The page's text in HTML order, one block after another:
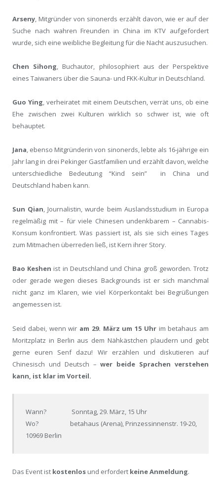
Arseny, Mitgründer von sinonerds erzählt davon, wie er auf der
Suche nach wahren Freunden in China im KTV aufgefordert
wurde, sich eine weibliche Begleitung für die Nacht auszusuchen.
Chen Sihong, Buchautor, philosophiert aus der Perspektive
eines Taiwaners über die Sauna- und FKK-Kultur in Deutschland.
Guo Ying, verheiratet mit einem Deutschen, verrät uns, ob eine
Ehe zwischen zwei Kulturen wirklich so schwer ist, wie oft
behauptet.
Jana, ebenso Mitgründerin von sinonerds, lebte als 16-jährige ein
Jahr lang in drei Pekinger Gastfamilien und erzählt davon, welche
unterschiedliche Bedeutung “Kind sein” in China und
Deutschland haben kann.
Sun Qian, Journalistin, wurde beim Auslandsstudium in Europa
regelmäßig mit – für viele Chinesen undenkbarem – Cannabis-
Konsum konfrontiert. Was passiert ist, als sie sich eines Tages
zum Mitmachen überreden ließ, ist Kern ihrer Story.
Bao Keshen ist in Deutschland und China groß geworden. Trotz
oder gerade wegen dieses Backgrounds ist er sich manchmal
nicht ganz im Klaren, wie viel Körperkontakt bei Begrüßungen
angemessen ist.
Seid dabei, wenn wir am 29. März um 15 Uhrim betahaus am
Moritzplatz in Berlin aus dem Nähkästchen plaudern und gebt
gerne euren Senf dazu! Wir erzählen und diskutieren auf
Chinesisch und Deutsch –wer beide Sprachen verstehen
kann, ist klar im Vorteil.
Wann? Sonntag, 29. März, 15 Uhr
Wo? betahaus (Arena), Prinzessinnenstr. 19-20,
10969 Berlin
Das Event ist kostenlos und erfordert keine Anmeldung.